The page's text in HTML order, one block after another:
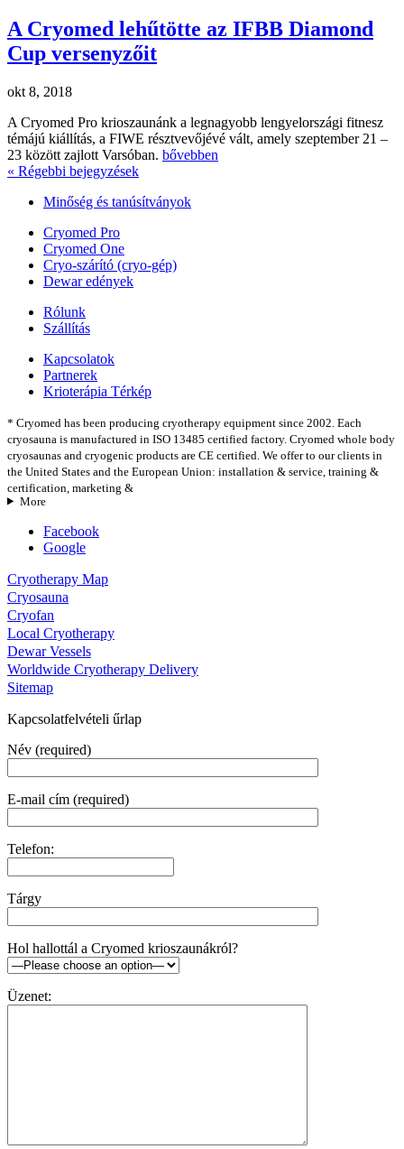
A Cryomed lehűtötte az IFBB Diamond
Cup versenyzőit
okt 8, 2018
A Cryomed Pro krioszaunánk a legnagyobb lengyelországi fitnesz
témájú kiállítás, a FIWE résztvevőjévé vált, amely szeptember 21 –
23 között zajlott Varsóban. bővebben
« Régebbi bejegyzések
Minőség és tanúsítványok
Cryomed Pro
Cryomed One
Cryo-szárító (cryo-gép)
Dewar edények
Rólunk
Szállítás
Kapcsolatok
Partnerek
Krioterápia Térkép
* Cryomed has been producing cryotherapy equipment since 2002. Each
cryosauna is manufactured in ISO 13485 certified factory. Cryomed whole body
cryosaunas and cryogenic products are CE certified. We offer to our clients in
the United States and the European Union: installation & service, training &
certification, marketing &
More
Facebook
Google
Cryotherapy Map
Cryosauna
Cryofan
Local Cryotherapy
Dewar Vessels
Worldwide Cryotherapy Delivery
Sitemap
Kapcsolatfelvételi űrlap
Név (required)
E-mail cím (required)
Telefon:
Tárgy
Hol hallottál a Cryomed krioszaunákról?
Üzenet: